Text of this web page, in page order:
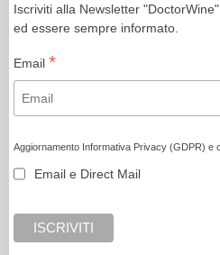
Iscriviti alla Newsletter
ed essere sempre informato.
Email *
Aggiornamento Informativa Privacy (GDPR) e
Email e Direct Mail